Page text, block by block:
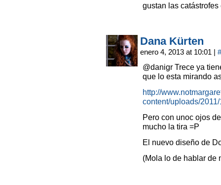
gustan las
Dana Kürten
enero 4, 2013 at 10:01 | #
@danigr Trece ya
que lo esta mirando
http://
content/uploads/
Pero con unoc ojos
mucho la tira =P
El nuevo diseño de
(Mola lo de hablar de